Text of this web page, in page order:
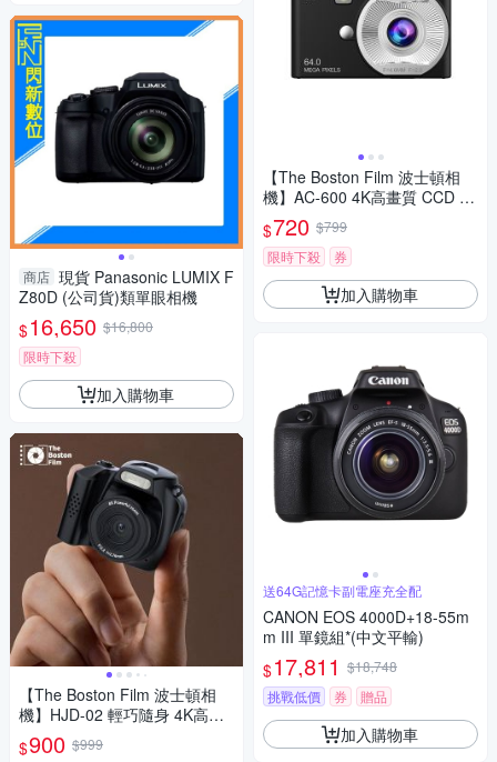
商店 現貨 Panasonic LUMIX F
Z80D (公司貨)類單眼相機
$16,650 $16,800
限時下殺
加入購物車
【The Boston Film 波士頓相
機】HJD-02 輕巧隨身 4K高畫
質迷你單眼數位相機
$900 $999
【The Boston Film 波士頓相
機】AC-600 4K高畫質 CCD 懷
舊風數位相機
$720 $799
限時下殺
券
加入購物車
送64G記憶卡副電座充全配
CANON EOS 4000D+18-55m
m III 單鏡組*(中文平輸)
$17,811 $18,748
挑戰低價
券 贈品
加入購物車